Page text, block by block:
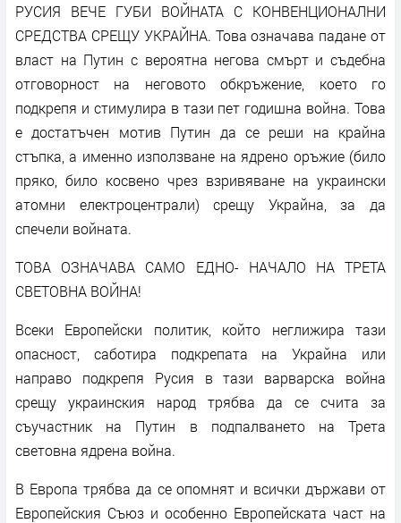
РУСИЯ ВЕЧЕ ГУБИ ВОЙНАТА С КОНВЕНЦИОНАЛНИ
СРЕДСТВА СРЕЩУ УКРАЙНА. Това означава падане от
власт на Путин с вероятна негова смърт и съдебна
отговорност на неговото обкръжение, което го
подкрепя и стимулира в тази пет годишна война. Това
е достатъчен мотив Путин да се реши на крайна
стъпка, а именно използване на ядрено оръжие (било
пряко, било косвено чрез взривяване на украински
атомни електроцентрали) срещу Украйна, за да
спечели войната.
ТОВА ОЗНАЧАВА САМО ЕДНО- НАЧАЛО НА ТРЕТА
СВЕТОВНА ВОЙНА!
Всеки Европейски политик, който неглижира тази
опасност, саботира подкрепата на Украйна или
направо подкрепя Русия в тази варварска война
срещу украинския народ трябва да се счита за
съучастник на Путин в подпалването на Трета
световна ядрена война.
В Европа трябва да се опомнят и всички държави от
Европейския Съюз и особенно Европейската част на